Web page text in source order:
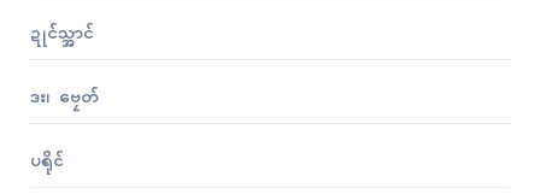
ဍုၚ်သ္အာၚ်
ဒး၊ ဗၠေတ်
ပရိုၚ်